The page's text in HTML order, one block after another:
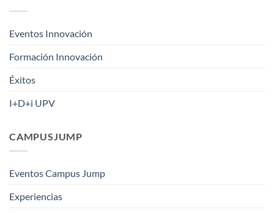
Eventos Innovación
Formación Innovación
Éxitos
I+D+i UPV
CAMPUSJUMP
Eventos Campus Jump
Experiencias